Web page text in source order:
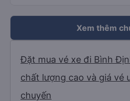
Xem thêm
Đặt mua vé xe đi Bình
chất lượng cao và giá vé
chuyến